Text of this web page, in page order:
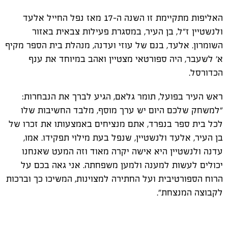
האליפות מתקיימת זו השנה ה-17 מאז נפל החייל אלעד
ולנשטיין ז"ל, בן העיר, במסגרת פעילות צבאית באזור
השומרון. אלעד, בנם של עוזי ועדנה, מנהלת בית הספר מקיף
א' לשעבר, היה ספורטאי מצטיין ואהב במיוחד את ענף
הכדורסל.
ראש העיר בפועל, תומר גלאם, הגיע לברך את הנבחרות:
"למשחק שלכם היום יש ערך מוסף, מלבד החשיבות שלו
לכל בית ספר בנפרד, אתם מנציחים באמצעותו את זכרו של
בן העיר, אלעד ולנשטיין, שנפל בעת מילוי תפקידו. אמו,
עדנה ולנשטיין היא אישה יקרה מאוד וזה המעט שאנחנו
יכולים לעשות למענה ולמען משפחתה. אני גאה בכם על
הרוח הספורטיבית ועל החתירה למצוינות, המשיכו כך וברכות
לקבוצה המנצחת".